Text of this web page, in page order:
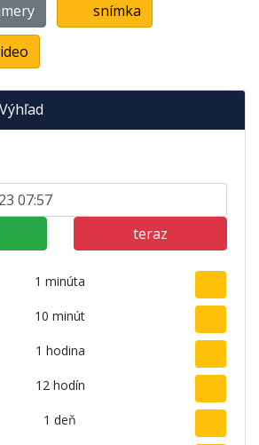
snímka
teraz
1 minúta
10 minút
1 hodina
12 hodín
1 deň